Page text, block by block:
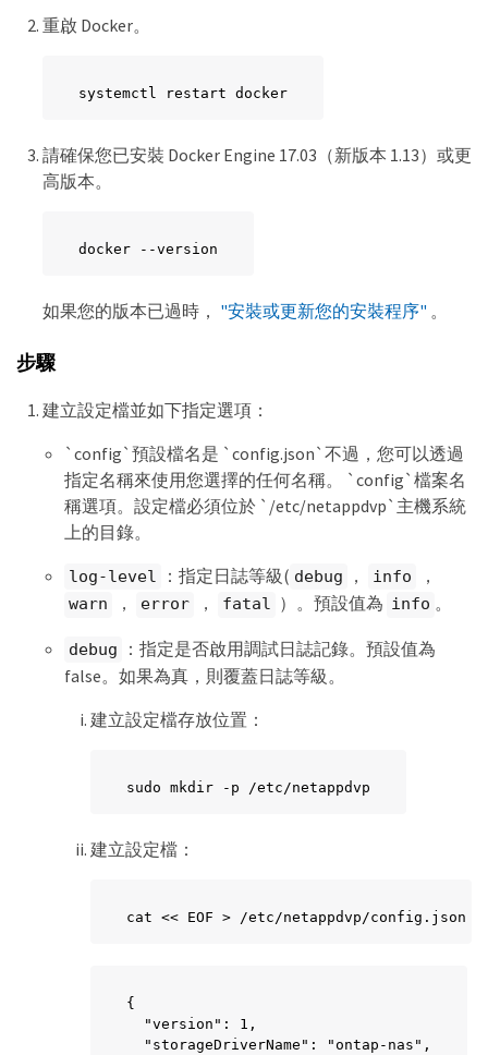
重啟 Docker。
systemctl restart docker
請確保您已安裝 Docker Engine 17.03（新版本 1.13）或更
高版本。
docker --version
如果您的版本已過時， "安裝或更新您的安裝程序" 。
步驟
建立設定檔並如下指定選項：
`config`預設檔名是 `config.json`不過，您可以透過
指定名稱來使用您選擇的任何名稱。 `config`檔案名
稱選項。設定檔必須位於 `/etc/netappdvp`主機系統
上的目錄。
log-level ：指定日誌等級( debug ， info ，
warn ， error ， fatal ）。預設值為 info 。
debug
：指定是否啟用調試日誌記錄。預設值為
false。如果為真，則覆蓋日誌等級。
建立設定檔存放位置：
sudo mkdir -p /etc/netappdvp
建立設定檔：
cat << EOF > /etc/netappdvp/config.json
{
  "version": 1,
  "storageDriverName": "ontap-nas",